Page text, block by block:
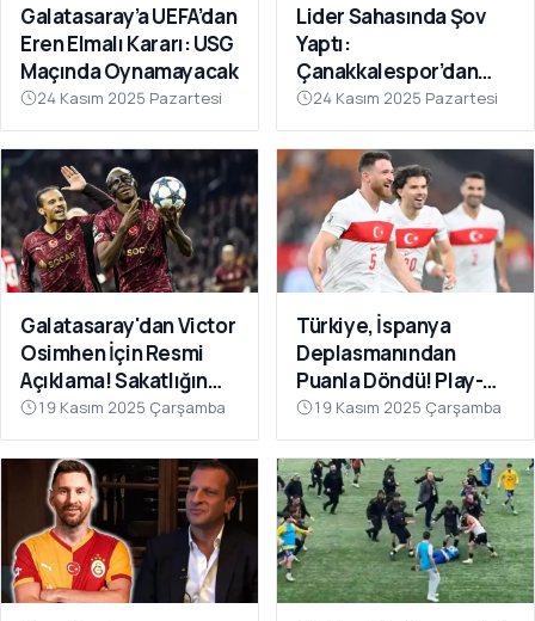
Galatasaray’a UEFA’dan
Eren Elmalı Kararı: USG
Maçında Oynamayacak
24 Kasım 2025 Pazartesi
Lider Sahasında Şov
Yaptı:
Çanakkalespor’dan
Farklı Galibiyet
24 Kasım 2025 Pazartesi
Galatasaray'dan Victor
Osimhen İçin Resmi
Açıklama! Sakatlığın
Son Durumu Belli Oldu
19 Kasım 2025 Çarşamba
Türkiye, İspanya
Deplasmanından
Puanla Döndü! Play-
Off Öncesi Moral: 2-2
19 Kasım 2025 Çarşamba